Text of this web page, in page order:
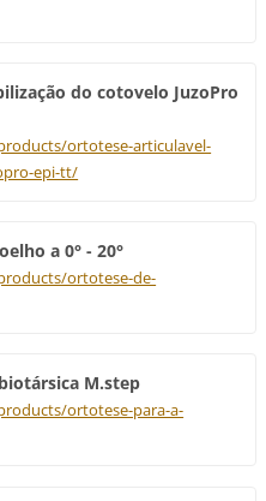
do cotovelo JuzoPro
ortotese-articulavel-
epi-tt/
a 0° - 20°
ortotese-de-
M.step
ortotese-para-a-